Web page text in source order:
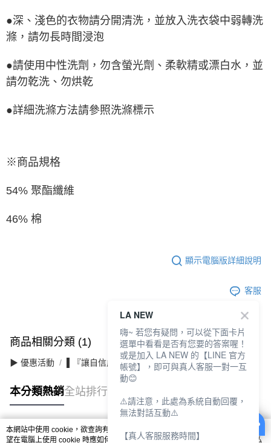
●深、淺色的衣物請分開清洗，並放入洗衣袋中弱轉洗
滌，請勿長時間浸泡
●請使用中性洗劑，勿含螢光劑、柔軟精或漂白水，並
請勿乾洗、勿烘乾
●詳細洗滌方法請參照洗滌標示
※商品規格
54% 聚酯纖維
46% 棉
顯示電腦版詳細說明
客服
商品相關分類 (1)
▶ 優惠活動 ▌『讓自信成為日常』滿件最高3折
本分類熱銷全站排行
熱門標籤
本網站中使用 cookie，欲查詢有關本網站使用 cookie 方式之詳情，及若您不希
望在電腦上使用 cookie 時應如何變更電腦的 cookie 設定，請參閱本網站「
隱私
LA NEW
嗨~ 若您有疑問，可以從下面卡片
選單中看看是否有您要的答案喔！
或是加入 LA NEW 的【LINE 官方
帳號】，即可與真人客服一對一互
動😊
⚠️請注意，此處為系統自動回覆，
無法對話互動⚠️
【真人客服服務時間】